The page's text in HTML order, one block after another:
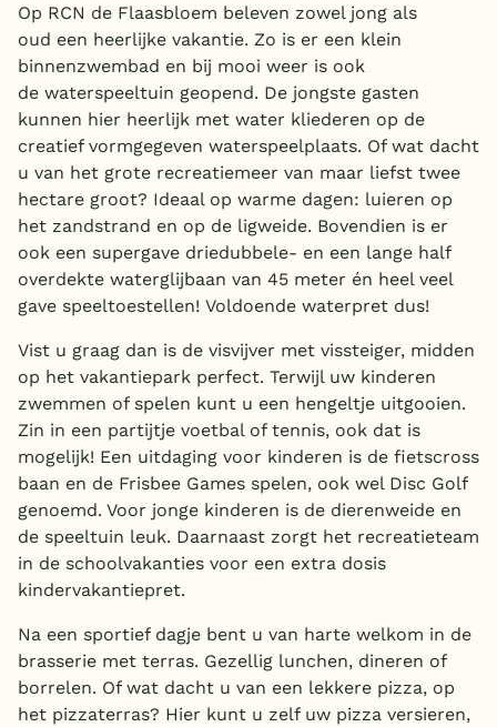
Op RCN de Flaasbloem beleven zowel jong als
oud een heerlijke vakantie. Zo is er een klein
binnenzwembad en bij mooi weer is ook
de waterspeeltuin geopend. De jongste gasten
kunnen hier heerlijk met water kliederen op de
creatief vormgegeven waterspeelplaats. Of wat dacht
u van het grote recreatiemeer van maar liefst twee
hectare groot? Ideaal op warme dagen: luieren op
het zandstrand en op de ligweide. Bovendien is er
ook een supergave driedubbele- en een lange half
overdekte waterglijbaan van 45 meter én heel veel
gave speeltoestellen! Voldoende waterpret dus!
Vist u graag dan is de visvijver met vissteiger, midden
op het vakantiepark perfect. Terwijl uw kinderen
zwemmen of spelen kunt u een hengeltje uitgooien.
Zin in een partijtje voetbal of tennis, ook dat is
mogelijk! Een uitdaging voor kinderen is de fietscross
baan en de Frisbee Games spelen, ook wel Disc Golf
genoemd. Voor jonge kinderen is de dierenweide en
de speeltuin leuk. Daarnaast zorgt het recreatieteam
in de schoolvakanties voor een extra dosis
kindervakantiepret.
Na een sportief dagje bent u van harte welkom in de
brasserie met terras. Gezellig lunchen, dineren of
borrelen. Of wat dacht u van een lekkere pizza, op
het pizzaterras? Hier kunt u zelf uw pizza versieren,